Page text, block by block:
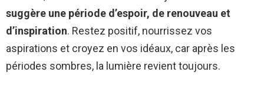
suggère une période d’espoir, de renouveau et
d’inspiration. Restez positif, nourrissez vos
aspirations et croyez en vos idéaux, car après les
périodes sombres, la lumière revient toujours.